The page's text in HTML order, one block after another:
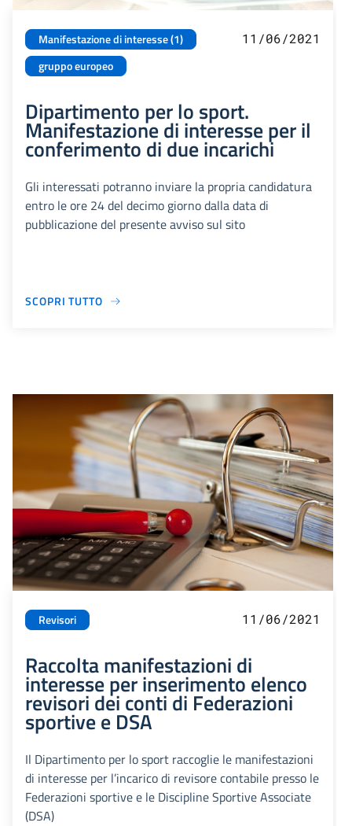
Manifestazione di interesse (1)
gruppo europeo
11/06/2021
Dipartimento per lo sport.
Manifestazione di interesse per il
conferimento di due incarichi
Gli interessati potranno inviare la propria candidatura
entro le ore 24 del decimo giorno dalla data di
pubblicazione del presente avviso sul sito
SCOPRI TUTTO
Revisori 11/06/2021
Raccolta manifestazioni di
interesse per inserimento elenco
revisori dei conti di Federazioni
sportive e DSA
Il Dipartimento per lo sport raccoglie le manifestazioni
di interesse per l’incarico di revisore contabile presso le
Federazioni sportive e le Discipline Sportive Associate
(DSA)